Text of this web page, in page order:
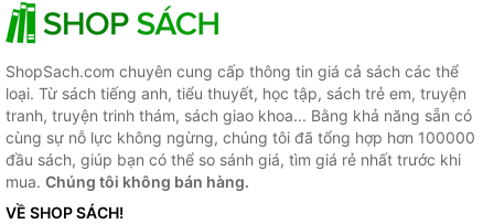
ShopSach.com chuyên cung cấp thông tin giá cả sách các thể
loại. Từ sách tiếng anh, tiểu thuyết, học tập, sách trẻ em, truyện
tranh, truyện trinh thám, sách giao khoa... Bằng khả năng sẵn có
cùng sự nỗ lực không ngừng, chúng tôi đã tổng hợp hơn 100000
đầu sách, giúp bạn có thể so sánh giá, tìm giá rẻ nhất trước khi
mua. Chúng tôi không bán hàng.
VỀ SHOP SÁCH!